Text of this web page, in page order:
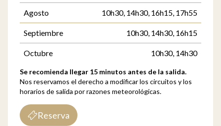
Agosto 10h30, 14h30, 16h15, 17h55
Septiembre 10h30, 14h30, 16h15
Octubre 10h30, 14h30
Se recomienda llegar 15 minutos antes de la salida.
Nos reservamos el derecho a modificar los circuitos y los
horarios de salida por razones meteorológicas.
Reserva